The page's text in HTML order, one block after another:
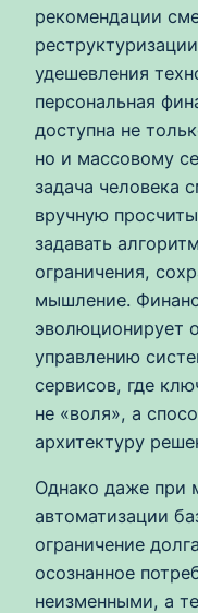
рекомендации
удешевления
персональная
доступна не
но и массовому
задача человека
вручную
задавать
ограничения,
мышление.
эволюционирует
управлению
сервисов, где
не «воля», а
архитектуру
Однако даже при
автоматизации
ограничение
осознанное
неизменными, а